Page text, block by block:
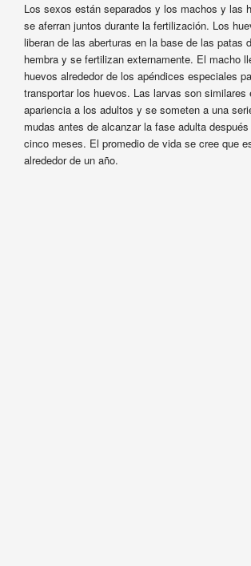
Los sexos están separados y los machos y las
se aferran juntos durante la fertilización. Los
liberan de las aberturas en la base de las patas
hembra y se fertilizan externamente. El macho
huevos alrededor de los apéndices especiales
transportar los huevos. Las larvas son similares
apariencia a los adultos y se someten a una
mudas antes de alcanzar la fase adulta después
cinco meses. El promedio de vida se cree que
alrededor de un año.